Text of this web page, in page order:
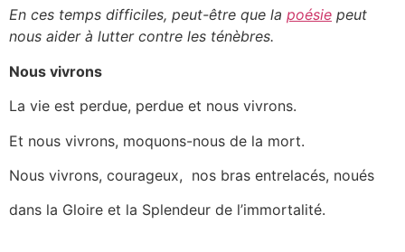
En ces temps difficiles, peut-être que la poésie peut
nous aider à lutter contre les ténèbres.
Nous vivrons
La vie est perdue, perdue et nous vivrons.
Et nous vivrons, moquons-nous de la mort.
Nous vivrons, courageux, nos bras entrelacés, noués
dans la Gloire et la Splendeur de l’immortalité.